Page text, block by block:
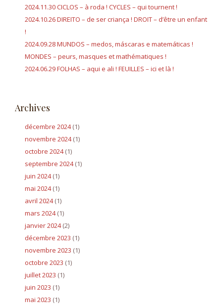
2024.11.30 CICLOS – à roda ! CYCLES – qui tournent !
2024.10.26 DIREITO – de ser criança ! DROIT – d’être un enfant
!
2024.09.28 MUNDOS – medos, máscaras e matemáticas !
MONDES – peurs, masques et mathématiques !
2024.06.29 FOLHAS – aqui e ali ! FEUILLES – ici et là !
Archives
décembre 2024(1)
novembre 2024(1)
octobre 2024(1)
septembre 2024(1)
juin 2024(1)
mai 2024(1)
avril 2024(1)
mars 2024(1)
janvier 2024(2)
décembre 2023 (1)
novembre 2023 (1)
octobre 2023 (1)
juillet 2023 (1)
juin 2023 (1)
mai 2023 (1)